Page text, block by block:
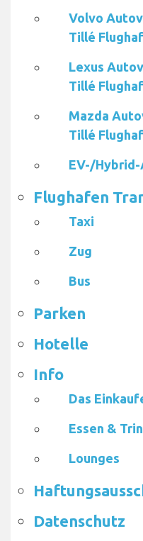
Volvo
Tillé
Lexus
Tillé
Mazda
Tillé
EV-/
Flughafen
Taxi
Zug
Bus
Parken
Hotelle
Info
Das
Essen &
Lounges
Datenschutz